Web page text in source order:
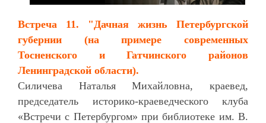
Встреча 11. "Дачная жизнь Петербургской
губернии (на примере современных
Тосненского и Гатчинского районов
Ленинградской области).
Силичева Наталья Михайловна, краевед,
председатель историко-краеведческого клуба
«Встречи с Петербургом» при библиотеке им. В.